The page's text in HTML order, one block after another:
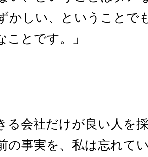
かしい、ということで
とです。」
る会社だけが良い人を
の事実を、私は忘れて